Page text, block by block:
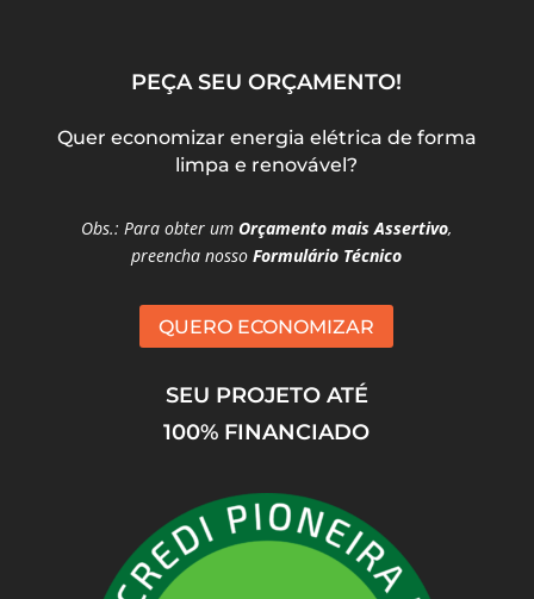
PEÇA SEU ORÇAMENTO!
Quer economizar energia elétrica de forma
limpa e renovável?
Obs.: Para obter um Orçamento mais Assertivo,
preencha nossoFormulário Técnico
QUERO ECONOMIZAR
SEU PROJETO ATÉ
100% FINANCIADO